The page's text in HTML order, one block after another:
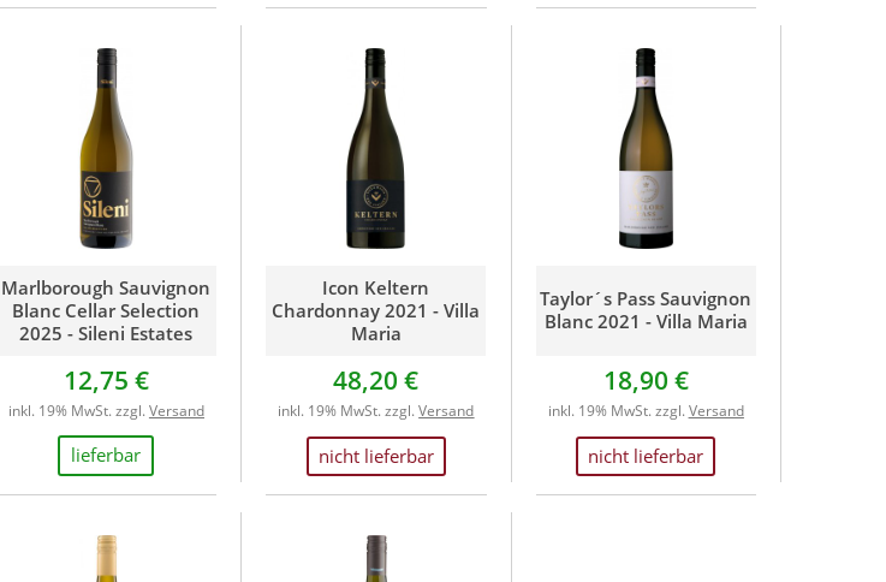
Marlborough Sauvignon
Blanc Cellar Selection
2025 - Sileni Estates
12,75 €
lieferbar
inkl. 19% MwSt. zzgl. Versand
Icon Keltern
Chardonnay 2021 - Villa
Maria
48,20 €
nicht lieferbar
inkl. 19% MwSt. zzgl.Versand
Taylor´s Pass Sauvignon
Blanc 2021 - Villa Maria
18,90 €
nicht lieferbar
inkl. 19% MwSt. zzgl. Versand